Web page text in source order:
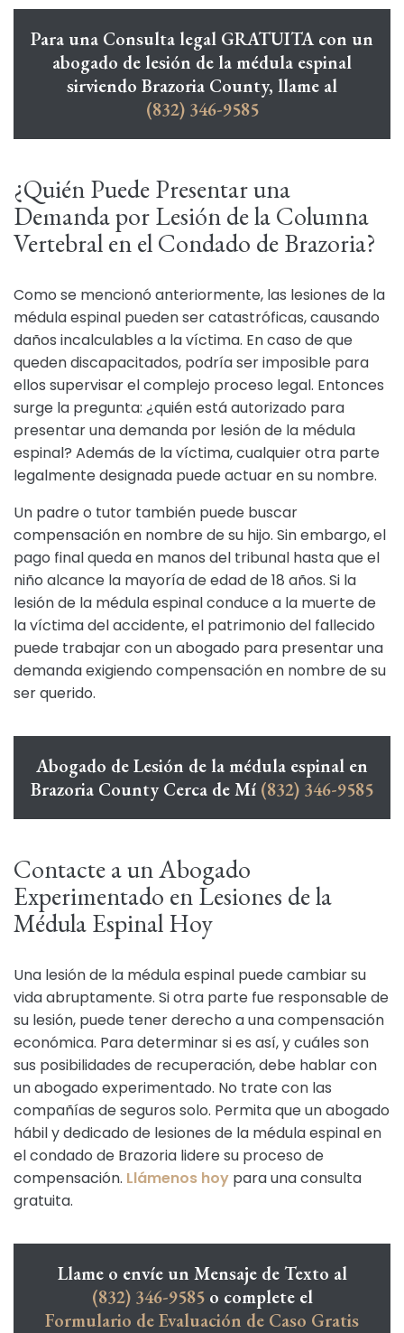
Para una Consulta legal GRATUITA con un
abogado de lesión de la médula espinal
sirviendo Brazoria County, llame al
(832) 346-9585
¿Quién Puede Presentar una
Demanda por Lesión de la Columna
Vertebral en el Condado de Brazoria?
Como se mencionó anteriormente, las lesiones de la
médula espinal pueden ser catastróficas, causando
daños incalculables a la víctima. En caso de que
queden discapacitados, podría ser imposible para
ellos supervisar el complejo proceso legal. Entonces
surge la pregunta: ¿quién está autorizado para
presentar una demanda por lesión de la médula
espinal? Además de la víctima, cualquier otra parte
legalmente designada puede actuar en su nombre.
Un padre o tutor también puede buscar
compensación en nombre de su hijo. Sin embargo, el
pago final queda en manos del tribunal hasta que el
niño alcance la mayoría de edad de 18 años. Si la
lesión de la médula espinal conduce a la muerte de
la víctima del accidente, el patrimonio del fallecido
puede trabajar con un abogado para presentar una
demanda exigiendo compensación en nombre de su
ser querido.
Abogado de Lesión de la médula espinal en
Brazoria County Cerca de Mí (832) 346-9585
Contacte a un Abogado
Experimentado en Lesiones de la
Médula Espinal Hoy
Una lesión de la médula espinal puede cambiar su
vida abruptamente. Si otra parte fue responsable de
su lesión, puede tener derecho a una compensación
económica. Para determinar si es así, y cuáles son
sus posibilidades de recuperación, debe hablar con
un abogado experimentado. No trate con las
compañías de seguros solo. Permita que un abogado
hábil y dedicado de lesiones de la médula espinal en
el condado de Brazoria lidere su proceso de
compensación. Llámenos hoy para una consulta
gratuita.
Llame o envíe un Mensaje de Texto al
(832) 346-9585o complete el
Formulario de Evaluación de Caso Gratis